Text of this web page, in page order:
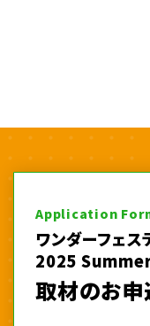
Application
ワンダーフェス
2025
取材のお申